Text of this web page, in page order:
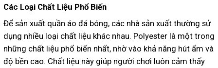
Các Loại Chất Liệu Phổ Biến
Để sản xuất quần áo đá bóng, các nhà sản xuất thường sử
dụng nhiều loại chất liệu khác nhau. Polyester là một trong
những chất liệu phổ biến nhất, nhờ vào khả năng hút ẩm và
độ bền cao. Chất liệu này giúp người chơi luôn cảm thấy